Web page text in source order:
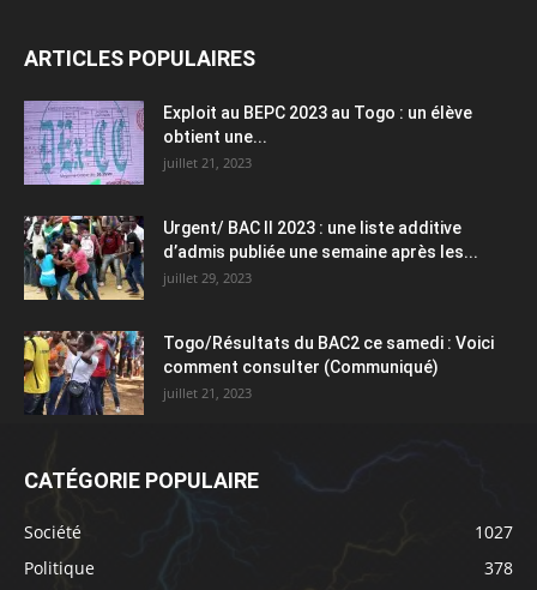
ARTICLES POPULAIRES
Exploit au BEPC 2023 au Togo : un élève
obtient une...
juillet 21, 2023
Urgent/ BAC II 2023 : une liste additive
d’admis publiée une semaine après les...
juillet 29, 2023
Togo/Résultats du BAC2 ce samedi : Voici
comment consulter (Communiqué)
juillet 21, 2023
CATÉGORIE POPULAIRE
Société
1027
Politique
378